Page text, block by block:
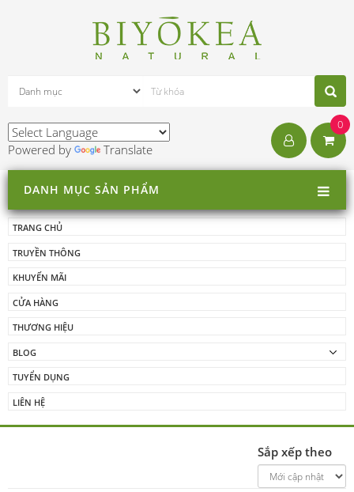
Powered by Translate
0
DANH MỤC SẢN PHẨM
TRANG CHỦ
TRUYỀN THÔNG
KHUYẾN MÃI
CỬA HÀNG
THƯƠNG HIỆU
BLOG
TUYỂN DỤNG
LIÊN HỆ
Sắp xếp theo